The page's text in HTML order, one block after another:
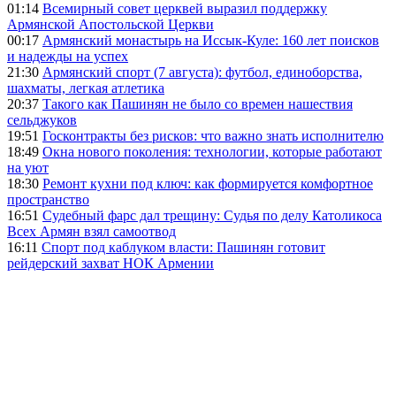
01:14 Всемирный совет церквей выразил поддержку
Армянской Апостольской Церкви
00:17 Армянский монастырь на Иссык-Куле: 160 лет поисков
и надежды на успех
21:30 Армянский спорт (7 августа): футбол, единоборства,
шахматы, легкая атлетика
20:37 Такого как Пашинян не было со времен нашествия
сельджуков
19:51 Госконтракты без рисков: что важно знать исполнителю
18:49 Окна нового поколения: технологии, которые работают
на уют
18:30 Ремонт кухни под ключ: как формируется комфортное
пространство
16:51 Судебный фарс дал трещину: Судья по делу Католикоса
Всех Армян взял самоотвод
16:11 Спорт под каблуком власти: Пашинян готовит
рейдерский захват НОК Армении